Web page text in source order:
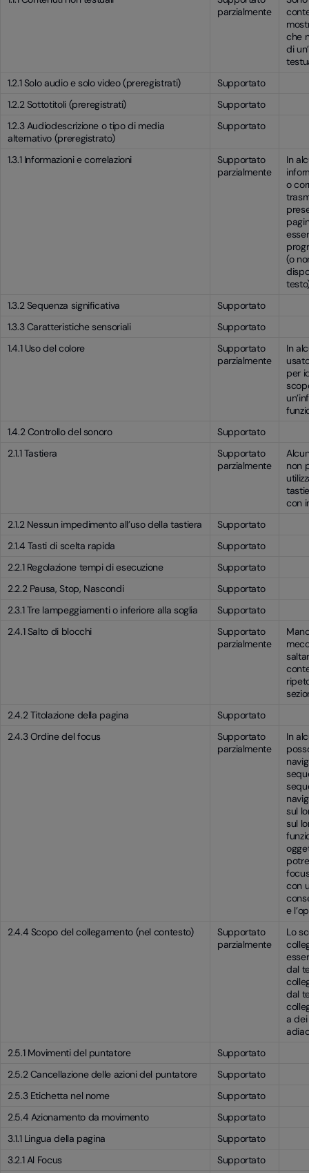
parzialmente
che
di
1.2.1 Solo audio e solo video (preregistrati)
Supportato
1.2.2 Sottotitoli (preregistrati)
Supportato
1.2.3 Audiodescrizione o tipo di media
alternativo (preregistrato)
Supportato
1.3.1 Informazioni e correlazioni
Supportato
parzialmente
In
o
(o
1.3.2 Sequenza significativa
Supportato
1.3.3 Caratteristiche sensoriali
Supportato
1.4.1 Uso del colore
Supportato
parzialmente
In
per
1.4.2 Controllo del sonoro
Supportato
2.1.1 Tastiera
Supportato
parzialmente
non
con
2.1.2 Nessun impedimento all’uso della tastiera
Supportato
2.1.4 Tasti di scelta rapida
Supportato
2.2.1 Regolazione tempi di esecuzione
Supportato
2.2.2 Pausa, Stop, Nascondi
Supportato
2.3.1 Tre lampeggiamenti o inferiore alla soglia
Supportato
2.4.1 Salto di blocchi
Supportato
parzialmente
2.4.2 Titolazione della pagina
Supportato
2.4.3 Ordine del focus
Supportato
parzialmente
In
sul
sul
con
e
2.4.4 Scopo del collegamento (nel contesto)
Supportato
parzialmente
Lo
dal
dal
a
2.5.1 Movimenti del puntatore
Supportato
2.5.2 Cancellazione delle azioni del puntatore
Supportato
2.5.3 Etichetta nel nome
Supportato
2.5.4 Azionamento da movimento
Supportato
3.1.1 Lingua della pagina
Supportato
3.2.1 Al Focus
Supportato